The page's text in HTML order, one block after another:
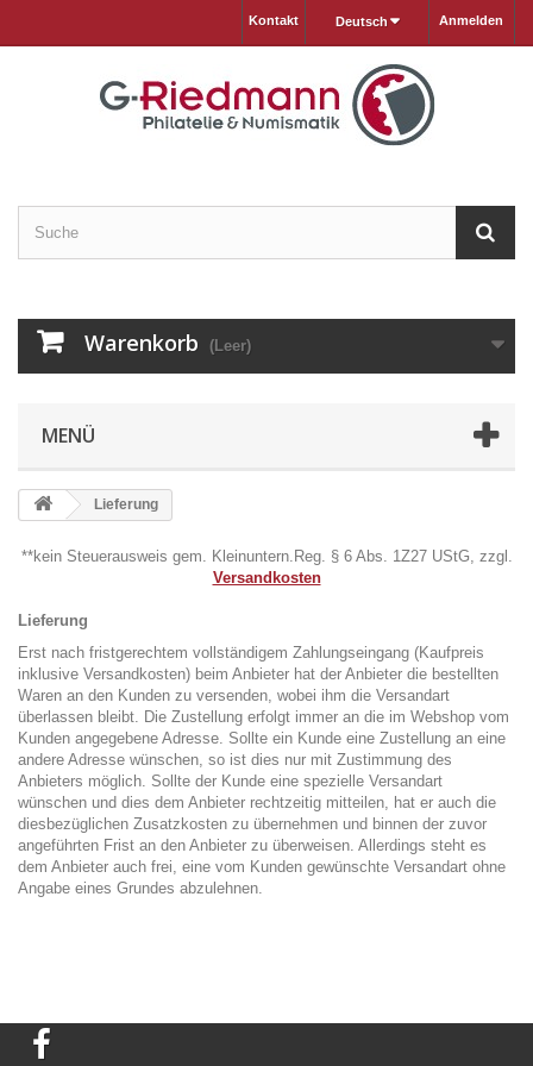
Anmelden
Deutsch
Kontakt
Warenkorb (Leer)
MENÜ
Lieferung
**kein Steuerausweis gem. Kleinuntern.Reg. § 6 Abs. 1Z27 UStG, zzgl.
Versandkosten
Lieferung
Erst nach fristgerechtem vollständigem Zahlungseingang (Kaufpreis
inklusive Versandkosten) beim Anbieter hat der Anbieter die bestellten
Waren an den Kunden zu versenden, wobei ihm die Versandart
überlassen bleibt. Die Zustellung erfolgt immer an die im Webshop vom
Kunden angegebene Adresse. Sollte ein Kunde eine Zustellung an eine
andere Adresse wünschen, so ist dies nur mit Zustimmung des
Anbieters möglich. Sollte der Kunde eine spezielle Versandart
wünschen und dies dem Anbieter rechtzeitig mitteilen, hat er auch die
diesbezüglichen Zusatzkosten zu übernehmen und binnen der zuvor
angeführten Frist an den Anbieter zu überweisen. Allerdings steht es
dem Anbieter auch frei, eine vom Kunden gewünschte Versandart ohne
Angabe eines Grundes abzulehnen.